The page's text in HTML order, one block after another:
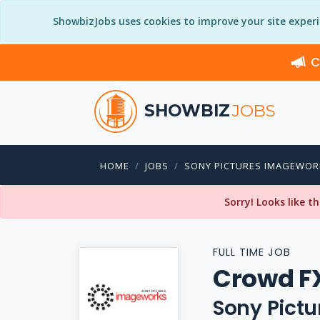
ShowbizJobs uses cookies to improve your site
SHOWBIZJOBS
HOME JOBS SONY PICTURES
Sorry! Looks like
FULL TIME JOB
Crowd
Sony